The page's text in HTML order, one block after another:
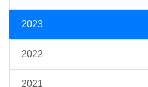
2023
2022
2021